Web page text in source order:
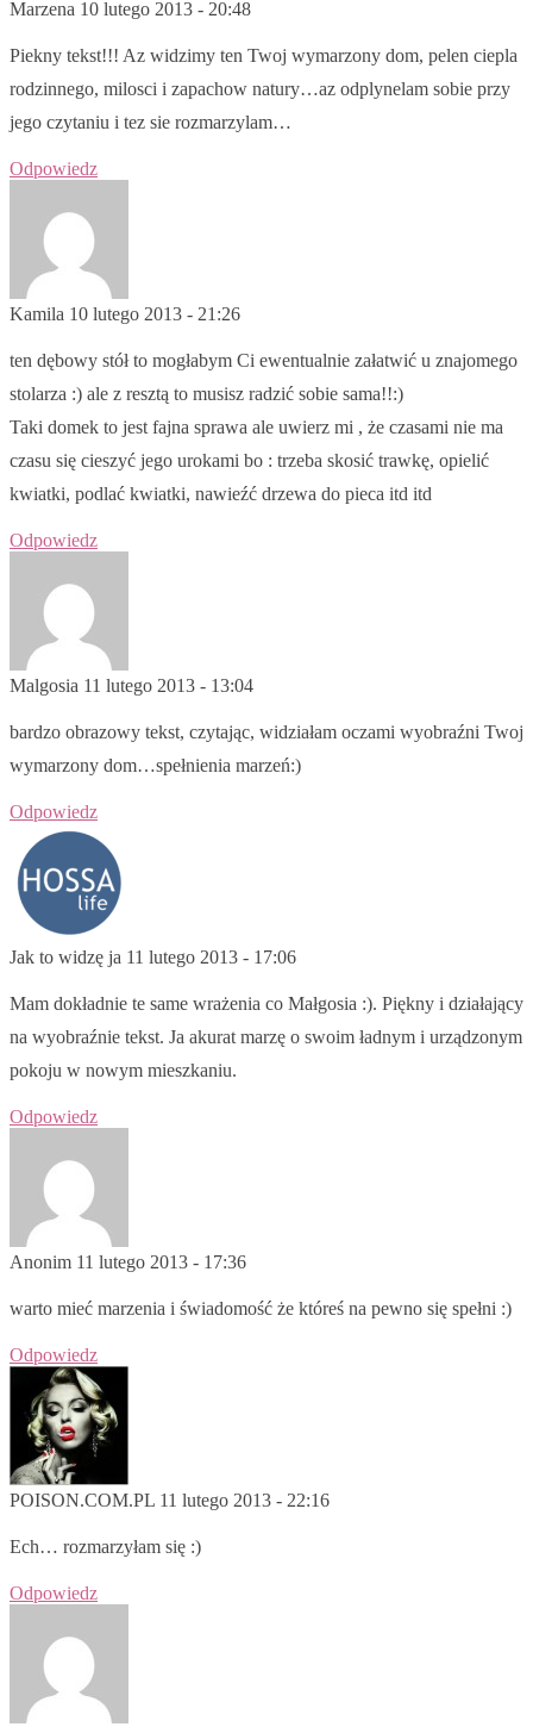
Marzena 10 lutego 2013 - 20:48
Piekny tekst!!! Az widzimy ten Twoj wymarzony dom, pelen ciepla
rodzinnego, milosci i zapachow natury…az odplynelam sobie przy
jego czytaniu i tez sie rozmarzylam…
Odpowiedz
Kamila 10 lutego 2013 - 21:26
ten dębowy stół to mogłabym Ci ewentualnie załatwić u znajomego
stolarza :) ale z resztą to musisz radzić sobie sama!!:)
Taki domek to jest fajna sprawa ale uwierz mi , że czasami nie ma
czasu się cieszyć jego urokami bo : trzeba skosić trawkę, opielić
kwiatki, podlać kwiatki, nawieźć drzewa do pieca itd itd
Odpowiedz
Malgosia 11 lutego 2013 - 13:04
bardzo obrazowy tekst, czytając, widziałam oczami wyobraźni Twoj
wymarzony dom…spełnienia marzeń:)
Odpowiedz
Jak to widzę ja 11 lutego 2013 - 17:06
Mam dokładnie te same wrażenia co Małgosia :). Piękny i działający
na wyobraźnie tekst. Ja akurat marzę o swoim ładnym i urządzonym
pokoju w nowym mieszkaniu.
Odpowiedz
Anonim 11 lutego 2013 - 17:36
warto mieć marzenia i świadomość że któreś na pewno się spełni :)
Odpowiedz
POISON.COM.PL 11 lutego 2013 - 22:16
Ech… rozmarzyłam się :)
Odpowiedz